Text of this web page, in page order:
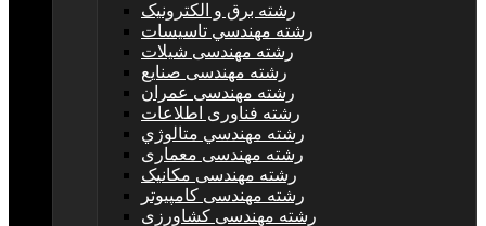
رشته برق و الکترونيک
رشته مهندسي تاسيسات
رشته مهندسی شیلات
رشته مهندسی صنایع
رشته مهندسی عمران
رشته فناوری اطلاعات
رشته مهندسي متالوژي
رشته مهندسی معماری
رشته مهندسی مکانیک
رشته مهندسی کامپیوتر
رشته مهندسی کشاورزی